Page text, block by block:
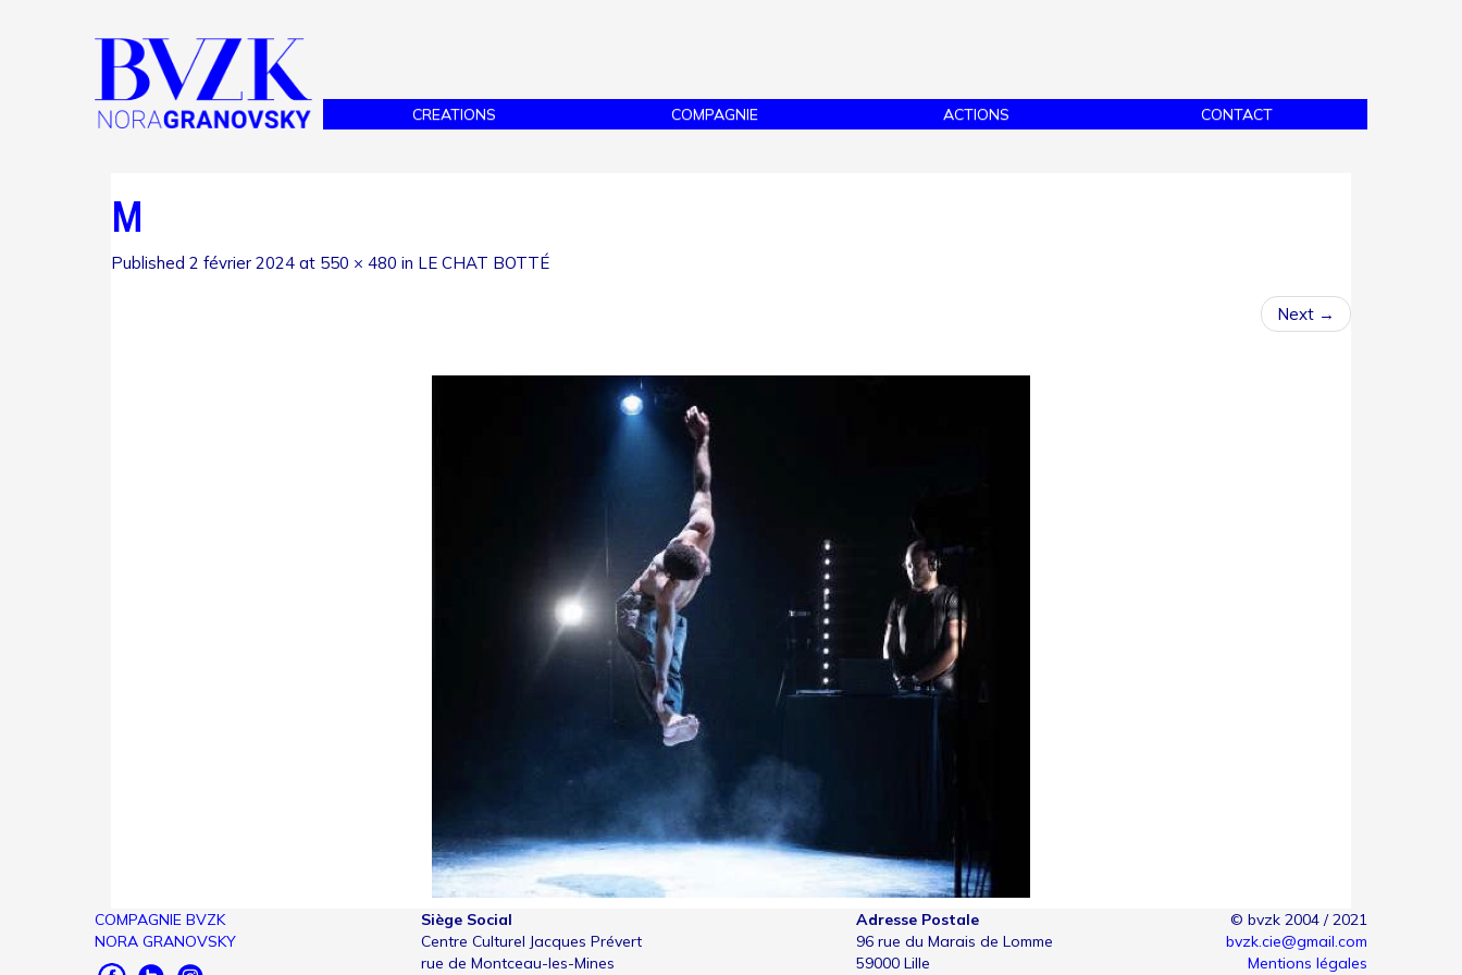
CREATIONS COMPAGNIE ACTIONS CONTACT
M
Published 2 février 2024 at 550 × 480 in LE CHAT BOTTÉ
Next →
COMPAGNIE BVZK
NORA GRANOVSKY
Siège Social
Centre Culturel Jacques Prévert
rue de Montceau-les-Mines
Adresse Postale
96 rue du Marais de Lomme
59000 Lille
© bvzk 2004 / 2021
bvzk.cie@gmail.com
Mentions légales